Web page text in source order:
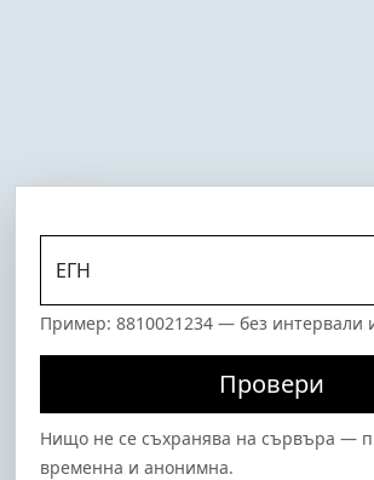
ЕГН
Пример: 8810021234 — без интервали
Провери
Нищо не се съхранява на сървъра —
временна и анонимна.